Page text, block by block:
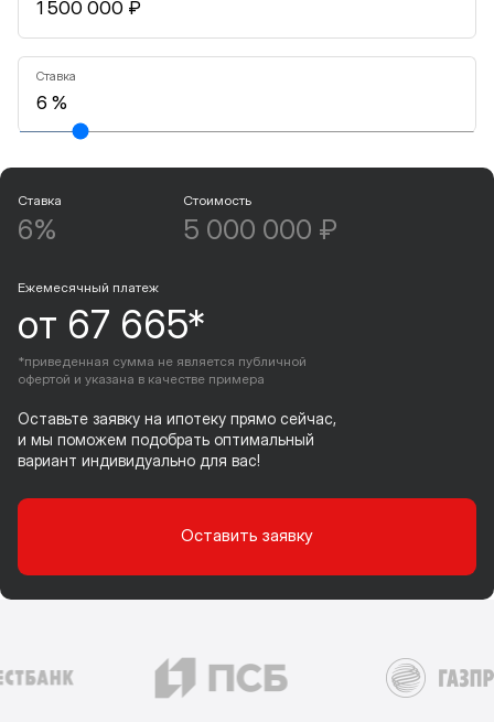
Ставка
Ставка
6%
Стоимость
5 000 000 ₽
Ежемесячный платеж
от 67 665*
*приведенная сумма не является публичной
офертой и указана в качестве примера
Оставьте заявку на ипотеку прямо сейчас,
и мы поможем подобрать оптимальный
вариант индивидуально для вас!
Оставить заявку